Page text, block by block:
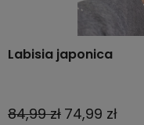
Labisia japonica
84,99 zł 74,99 zł